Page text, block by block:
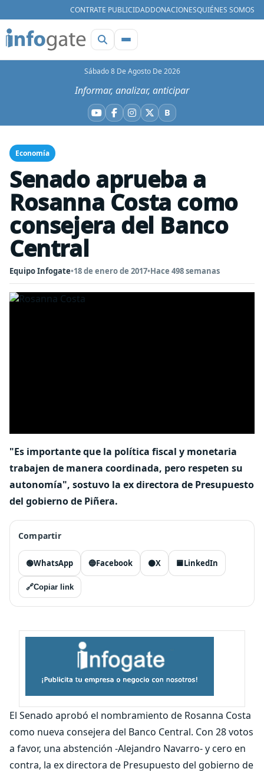
CONTRATE PUBLICIDADDONACIONESQUIÉNES SOMOS
Sábado 8 De Agosto De 2026
Informar, analizar, anticipar
YouTube
Facebook
Instagram
X BBluesky
Economía
Senado aprueba a
Rosanna Costa como
consejera del Banco
Central
Equipo Infogate•18 de enero de 2017•Hace 498 semanas
"Es importante que la política fiscal y monetaria
trabajen de manera coordinada, pero respeten su
autonomía", sostuvo la ex directora de Presupuesto
del gobierno de Piñera.
Compartir
🟢WhatsApp 🔵Facebook ⚫X 🟦LinkedIn
🔗Copiar link
El Senado aprobó el nombramiento de Rosanna Costa
como nueva consejera del Banco Central. Con 28 votos
a favor, una abstención -Alejandro Navarro- y cero en
contra, la ex directora de Presupuesto del gobierno de